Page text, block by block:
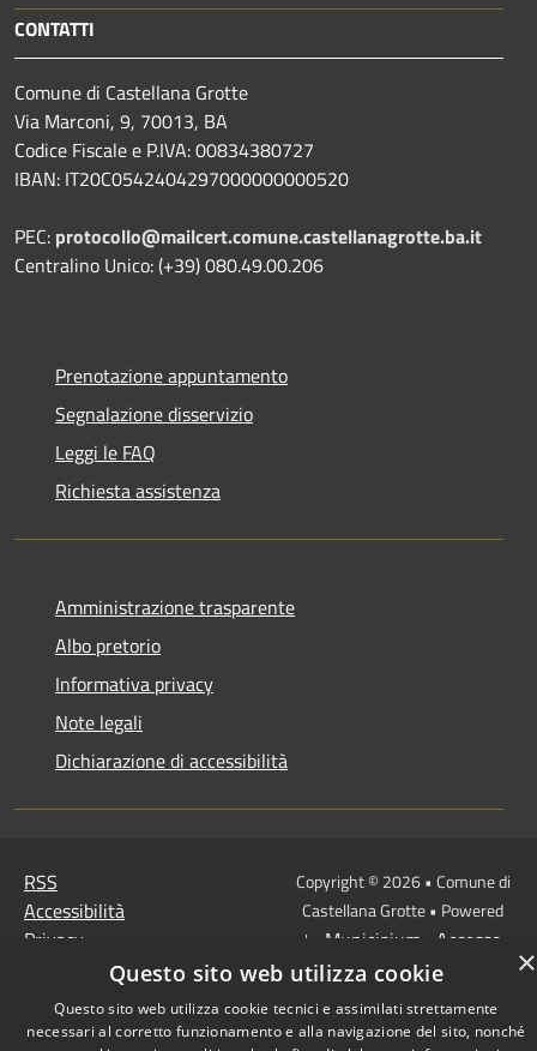
CONTATTI
Comune di Castellana Grotte
Via Marconi, 9, 70013, BA
Codice Fiscale e P.IVA: 00834380727
IBAN: IT20C0542404297000000000520
PEC: protocollo@mailcert.comune.castellanagrotte.ba.it
Centralino Unico: (+39) 080.49.00.206
Prenotazione appuntamento
Segnalazione disservizio
Leggi le FAQ
Richiesta assistenza
Amministrazione trasparente
Albo pretorio
Informativa privacy
Note legali
Dichiarazione di accessibilità
RSS
Accessibilità
Privacy
Mappa del sito
Copyright © 2026 • Comune di
Castellana Grotte • Powered
by Municipium
Accesso
redazione
×
Questo sito web utilizza cookie
Questo sito web utilizza cookie tecnici e assimilati strettamente
necessari al corretto funzionamento e alla navigazione del sito, nonché